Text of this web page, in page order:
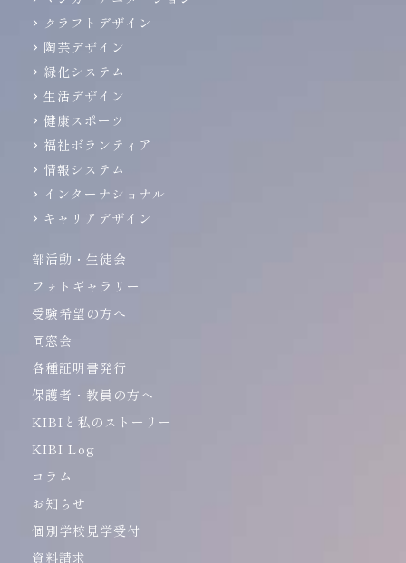
クラフトデザイン
陶芸デザイン
緑化システム
生活デザイン
健康スポーツ
福祉ボランティア
情報システム
インターナショナル
キャリアデザイン
部活動・生徒会
フォトギャラリー
受験希望の方へ
同窓会
各種証明書発行
保護者・教員の方へ
KIBIと私のストーリー
KIBI Log
コラム
お知らせ
個別学校見学受付
資料請求